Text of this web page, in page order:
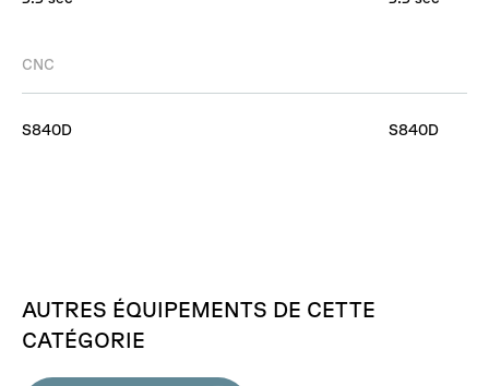
CNC
S840D S840D
AUTRES ÉQUIPEMENTS DE CETTE
CATÉGORIE